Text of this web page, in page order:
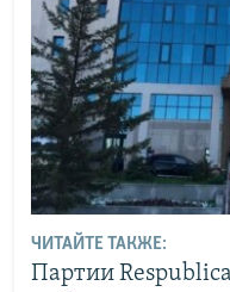
ЧИТАЙТЕ ТАКЖЕ:
Партии